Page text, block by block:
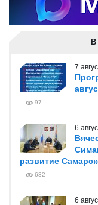
7
97
6
развитие
632
6